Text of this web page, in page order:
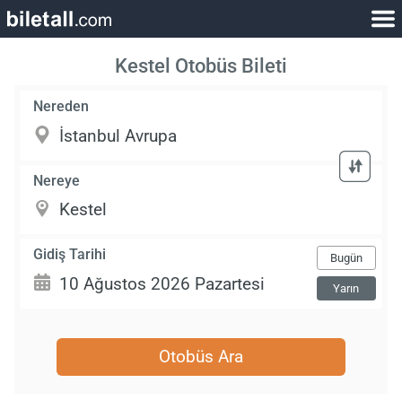
Kestel Otobüs Bileti
Nereden
Nereye
Gidiş Tarihi Bugün
Yarın
Otobüs Ara